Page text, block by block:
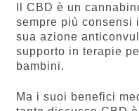
Il CBD è un
sempre più consensi
sua azione
supporto in terapie
bambini.
Ma i suoi benefici